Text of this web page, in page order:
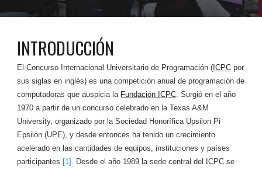
INTRODUCCIÓN
El Concurso Internacional Universitario de Programación ( ICPC por
sus siglas en inglés) es una competición anual de programación de
computadoras que auspicia la Fundación ICPC. Surgió en el año
1970 a partir de un concurso celebrado en la Texas A&M
University, organizado por la Sociedad Honorífica Upsilon Pi
Epsilon (UPE), y desde entonces ha tenido un crecimiento
acelerado en las cantidades deequipos, instituciones y países
participantes [1] . Desde el año 1989 la sede central del ICPC se